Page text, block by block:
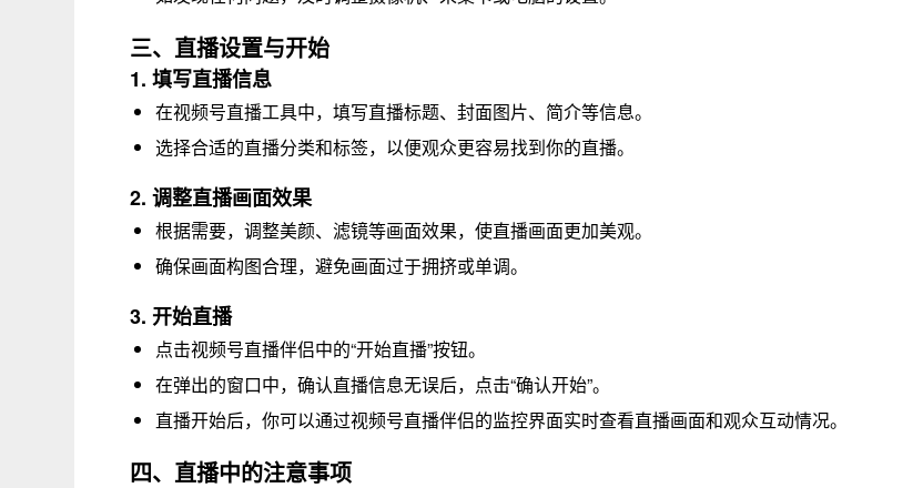
三、直播设置与开始
1. 填写直播信息
在视频号直播工具中，填写直播标题、封面图片、简介等信息。
选择合适的直播分类和标签，以便观众更容易找到你的直播。
2. 调整直播画面效果
根据需要，调整美颜、滤镜等画面效果，使直播画面更加美观。
确保画面构图合理，避免画面过于拥挤或单调。
3. 开始直播
点击视频号直播伴侣中的“开始直播”按钮。
在弹出的窗口中，确认直播信息无误后，点击“确认开始”。
直播开始后，你可以通过视频号直播伴侣的监控界面实时查看直播画面和观众互动情况。
四、直播中的注意事项